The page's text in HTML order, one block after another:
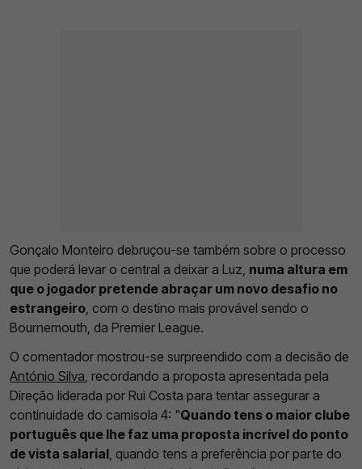
Gonçalo Monteiro debruçou-se também sobre o processo
que poderá levar o central a deixar a Luz, numa altura em
que o jogador pretende abraçar um novo desafio no
estrangeiro , com o destino mais provável sendo o
Bournemouth, da Premier League.
O comentador mostrou-se surpreendido com a decisão de
António Silva , recordando a proposta apresentada pela
Direção liderada por Rui Costa para tentar assegurar a
continuidade do camisola 4: "Quando tens o maior clube
português que lhe faz uma proposta incrível do ponto
de vista salarial , quando tens a preferência por parte do